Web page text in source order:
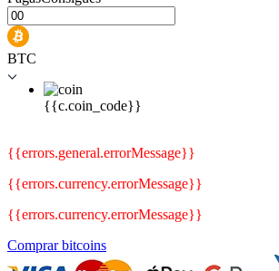
BTC
{{c.coin_code}}
{{errors.general.errorMessage}}
{{errors.currency.errorMessage}}
{{errors.currency.errorMessage}}
Comprar bitcoins